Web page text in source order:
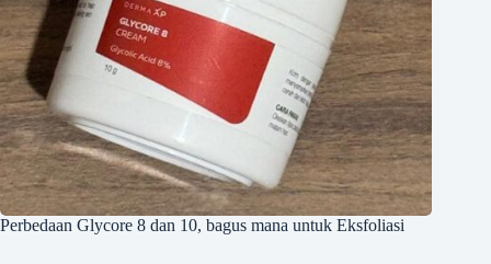
Perbedaan Glycore 8 dan 10, bagus mana untuk Eksfoliasi